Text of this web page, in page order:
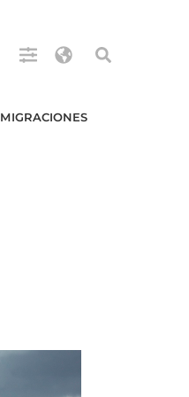
MIGRACIONES